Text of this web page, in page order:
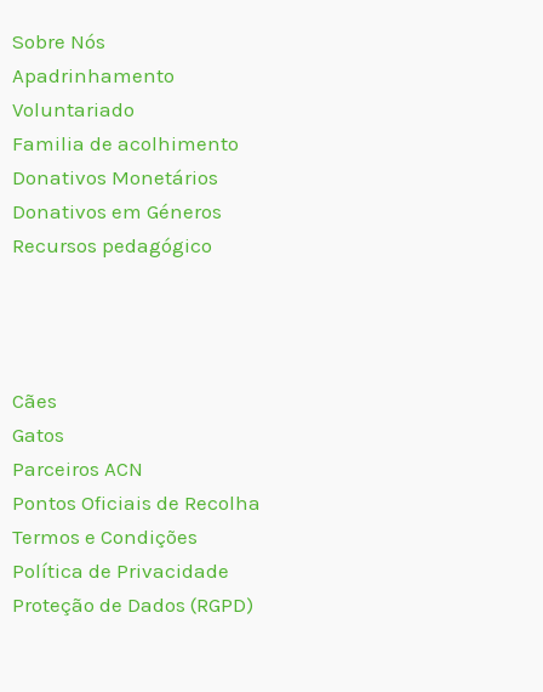
Sobre Nós
Apadrinhamento
Voluntariado
Familia de acolhimento
Donativos Monetários
Donativos em Géneros
Recursos pedagógico
Cães
Gatos
Parceiros ACN
Pontos Oficiais de Recolha
Termos e Condições
Política de Privacidade
Proteção de Dados (RGPD)